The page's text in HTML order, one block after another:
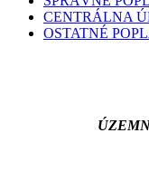
CENTRÁLNA
OSTATNÉ